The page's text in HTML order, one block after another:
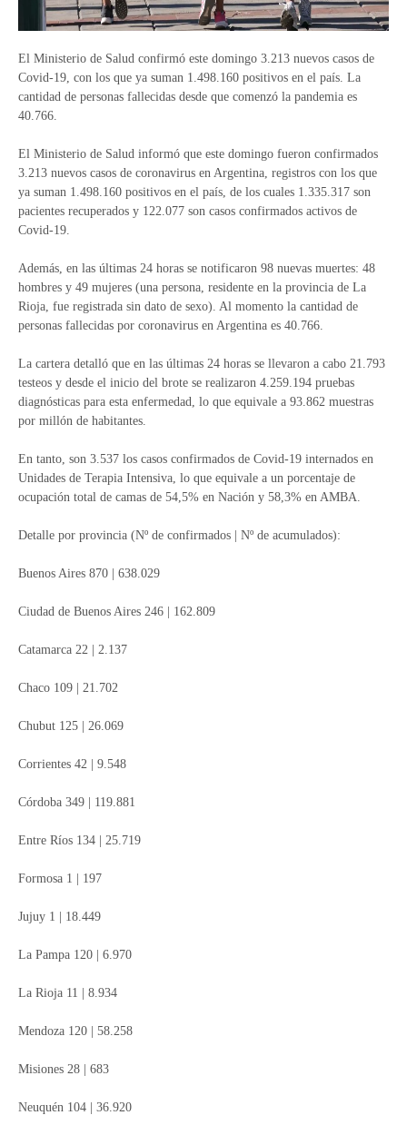
El Ministerio de Salud confirmó este domingo 3.213 nuevos casos de
Covid-19, con los que ya suman 1.498.160 positivos en el país. La
cantidad de personas fallecidas desde que comenzó la pandemia es
40.766.
El Ministerio de Salud informó que este domingo fueron confirmados
3.213 nuevos casos de coronavirus en Argentina, registros con los que
ya suman 1.498.160 positivos en el país, de los cuales 1.335.317 son
pacientes recuperados y 122.077 son casos confirmados activos de
Covid-19.
Además, en las últimas 24 horas se notificaron 98 nuevas muertes: 48
hombres y 49 mujeres (una persona, residente en la provincia de La
Rioja, fue registrada sin dato de sexo). Al momento la cantidad de
personas fallecidas por coronavirus en Argentina es 40.766.
La cartera detalló que en las últimas 24 horas se llevaron a cabo 21.793
testeos y desde el inicio del brote se realizaron 4.259.194 pruebas
diagnósticas para esta enfermedad, lo que equivale a 93.862 muestras
por millón de habitantes.
En tanto, son 3.537 los casos confirmados de Covid-19 internados en
Unidades de Terapia Intensiva, lo que equivale a un porcentaje de
ocupación total de camas de 54,5% en Nación y 58,3% en AMBA.
Detalle por provincia (Nº de confirmados | Nº de acumulados):
Buenos Aires 870 | 638.029
Ciudad de Buenos Aires 246 | 162.809
Catamarca 22 | 2.137
Chaco 109 | 21.702
Chubut 125 | 26.069
Corrientes 42 | 9.548
Córdoba 349 | 119.881
Entre Ríos 134 | 25.719
Formosa 1 | 197
Jujuy 1 | 18.449
La Pampa 120 | 6.970
La Rioja 11 | 8.934
Mendoza 120 | 58.258
Misiones 28 | 683
Neuquén 104 | 36.920